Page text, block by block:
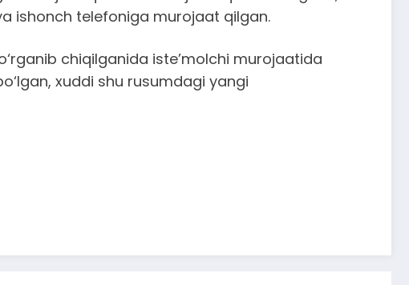
ishonch telefoniga murojaat qilgan.
chiqilganida iste’molchi murojaatida
xuddi shu rusumdagi yangi